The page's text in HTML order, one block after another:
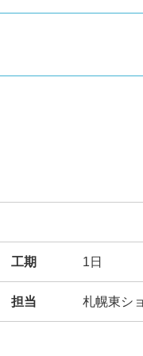
工期 1日
担当 札幌東シ